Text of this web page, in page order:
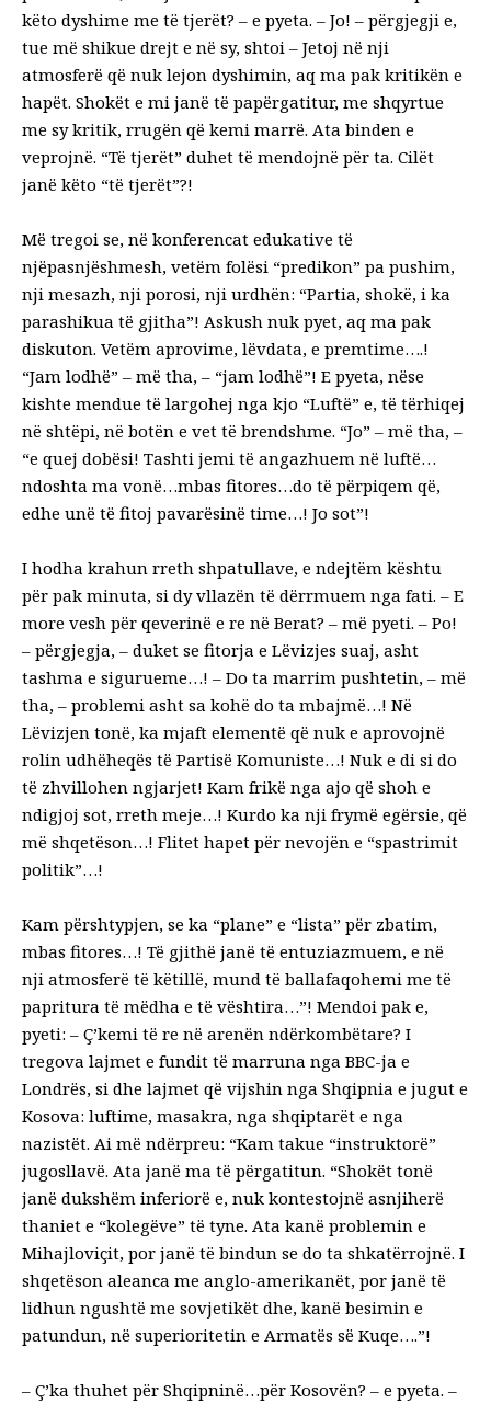
këto dyshime me të tjerët? – e pyeta. – Jo! – përgjegji e,
tue më shikue drejt e në sy, shtoi – Jetoj në nji
atmosferë që nuk lejon dyshimin, aq ma pak kritikën e
hapët. Shokët e mi janë të papërgatitur, me shqyrtue
me sy kritik, rrugën që kemi marrë. Ata binden e
veprojnë. “Të tjerët” duhet të mendojnë për ta. Cilët
janë këto “të tjerët”?!
Më tregoi se, në konferencat edukative të
njëpasnjëshmesh, vetëm folësi “predikon” pa pushim,
nji mesazh, nji porosi, nji urdhën: “Partia, shokë, i ka
parashikua të gjitha”! Askush nuk pyet, aq ma pak
diskuton. Vetëm aprovime, lëvdata, e premtime….!
“Jam lodhë” – më tha, – “jam lodhë”! E pyeta, nëse
kishte mendue të largohej nga kjo “Luftë” e, të tërhiqej
në shtëpi, në botën e vet të brendshme. “Jo” – më tha, –
“e quej dobësi! Tashti jemi të angazhuem në luftë…
ndoshta ma vonë…mbas fitores…do të përpiqem që,
edhe unë të fitoj pavarësinë time…! Jo sot”!
I hodha krahun rreth shpatullave, e ndejtëm kështu
për pak minuta, si dy vllazën të dërrmuem nga fati. – E
more vesh për qeverinë e re në Berat? – më pyeti. – Po!
– përgjegja, – duket se fitorja e Lëvizjes suaj, asht
tashma e sigurueme…! – Do ta marrim pushtetin, – më
tha, – problemi asht sa kohë do ta mbajmë…! Në
Lëvizjen tonë, ka mjaft elementë që nuk e aprovojnë
rolin udhëheqës të Partisë Komuniste…! Nuk e di si do
të zhvillohen ngjarjet! Kam frikë nga ajo që shoh e
ndigjoj sot, rreth meje…! Kurdo ka nji frymë egërsie, që
më shqetëson…! Flitet hapet për nevojën e “spastrimit
politik”…!
Kam përshtypjen, se ka “plane” e “lista” për zbatim,
mbas fitores…! Të gjithë janë të entuziazmuem, e në
nji atmosferë të këtillë, mund të ballafaqohemi me të
papritura të mëdha e të vështira…”! Mendoi pak e,
pyeti: – Ç’kemi të re në arenën ndërkombëtare? I
tregova lajmet e fundit të marruna nga BBC-ja e
Londrës, si dhe lajmet që vijshin nga Shqipnia e jugut e
Kosova: luftime, masakra, nga shqiptarët e nga
nazistët. Ai më ndërpreu: “Kam takue “instruktorë”
jugosllavë. Ata janë ma të përgatitun. “Shokët tonë
janë dukshëm inferiorë e, nuk kontestojnë asnjiherë
thaniet e “kolegëve” të tyne. Ata kanë problemin e
Mihajloviçit, por janë të bindun se do ta shkatërrojnë. I
shqetëson aleanca me anglo-amerikanët, por janë të
lidhun ngushtë me sovjetikët dhe, kanë besimin e
patundun, në superioritetin e Armatës së Kuqe….”!
– Ç’ka thuhet për Shqipninë…për Kosovën? – e pyeta. –